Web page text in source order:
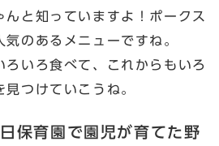
んと知っていますよ！ポークス
のあるメニューですね。
ろいろ食べて、これからもいろ
つけていこうね。
保育園で園児が育てた野